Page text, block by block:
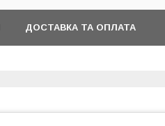
ДОСТАВКА ТА ОПЛАТА